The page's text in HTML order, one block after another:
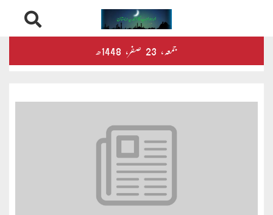
to
جمعہ‬‮، 23 صفر‬،
محمود